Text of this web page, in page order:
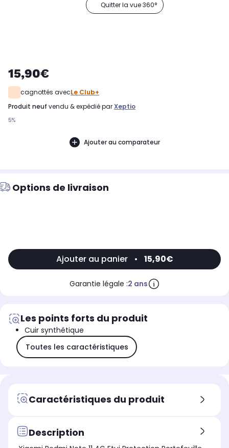
Quitter la vue 360°
15,90€
cagnottés avecLe Club+
produit neuf vendu & expédié parXeptio
5%
Ajouter au comparateur
Options de livraison
Ajouter au panier • 15,90€
Garantie légale :2 ans
Les points forts du produit
Cuir synthétique
Toutes les caractéristiques
Caractéristiques du produit
Description